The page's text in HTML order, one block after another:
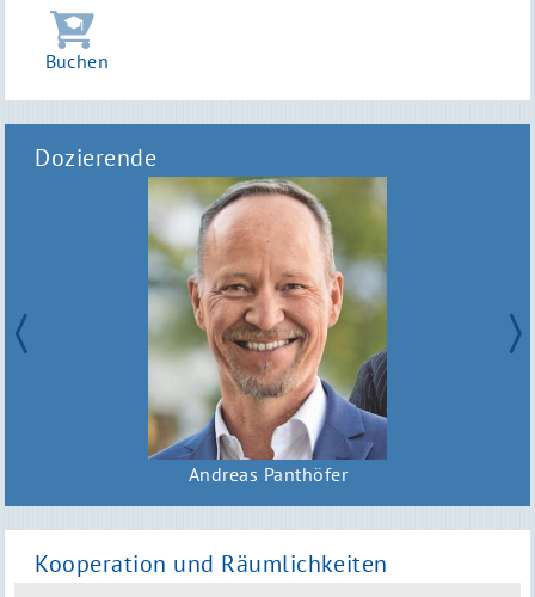
Buchen
Dozierende
Andreas Panthöfer
Kooperation und Räumlichkeiten